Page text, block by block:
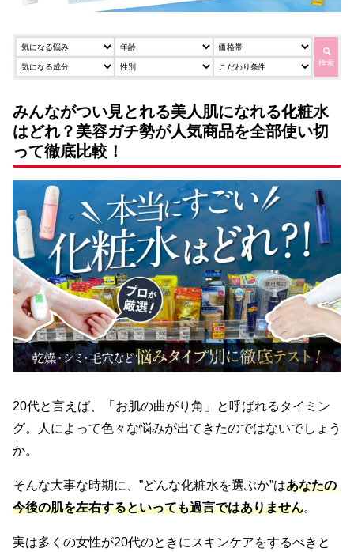
検索
みんながつい見とれる美人肌になれる化粧水
はどれ？美容ガチ勢が人気商品を全部使い切
って徹底比較！
20代と言えば、「お肌の曲がり角」と呼ばれるタイミン
グ。人によって色々な悩みが出てきたのではないでしょう
か。
そんな大事な時期に、”どんな化粧水を選ぶか”はあなたの
今後の肌を左右するといっても過言ではありません。
実は多くの女性が20代のときにスキンケアをするべきと